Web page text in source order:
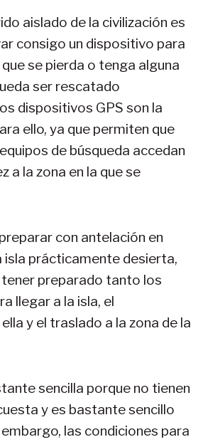
aislado de la civilización es
consigo un dispositivo para
se pierda o tenga alguna
ser rescatado
dispositivos GPS son la
ello, ya que permiten que
de búsqueda accedan
a la zona en la que se
con antelación en
isla prácticamente desierta,
preparado tanto los
llegar a la isla, el
y el traslado a la zona de la
sencilla porque no tienen
y es bastante sencillo
las condiciones para